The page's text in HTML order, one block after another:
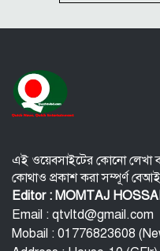
খানের শ্রদ্ধাঞ্জলি
আশুলিয়ায় ফুটপাত
এই ওয়েবসাইটের কোনো লেখা
কোথাও প্রকাশ করা সম্পূর্ণ
Editor : MOMTAJ
Email : qtvltd@gmail.com
Mobail : 01776823608